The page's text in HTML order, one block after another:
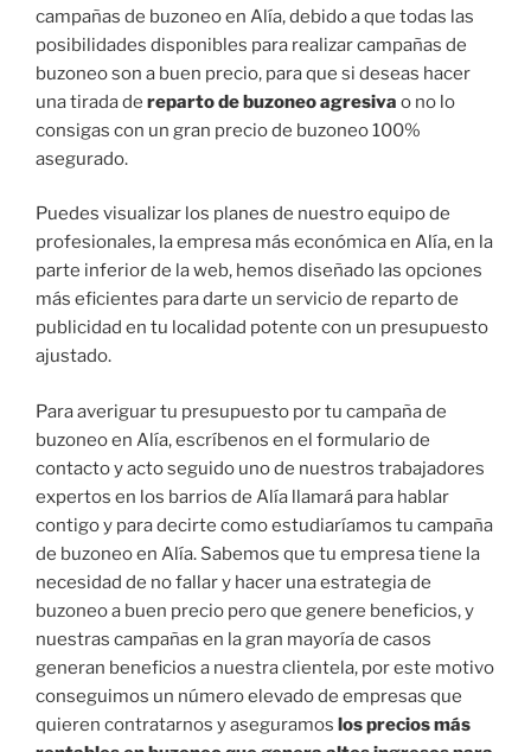
campañas de buzoneo en Alía, debido a que todas las
posibilidades disponibles para realizar campañas de
buzoneo son a buen precio, para que si deseas hacer
una tirada de reparto de buzoneo agresiva o no lo
consigas con un gran precio de buzoneo 100%
asegurado.
Puedes visualizar los planes de nuestro equipo de
profesionales, la empresa más económica en Alía, en la
parte inferior de la web, hemos diseñado las opciones
más eficientes para darte un servicio de reparto de
publicidad en tu localidad potente con un presupuesto
ajustado.
Para averiguar tu presupuesto por tu campaña de
buzoneo en Alía, escríbenos en el formulario de
contacto y acto seguido uno de nuestros trabajadores
expertos en los barrios de Alía llamará para hablar
contigo y para decirte como estudiaríamos tu campaña
de buzoneo en Alía. Sabemos que tu empresa tiene la
necesidad de no fallar y hacer una estrategia de
buzoneo a buen precio pero que genere beneficios, y
nuestras campañas en la gran mayoría de casos
generan beneficios a nuestra clientela, por este motivo
conseguimos un número elevado de empresas que
quieren contratarnos y aseguramos los precios más